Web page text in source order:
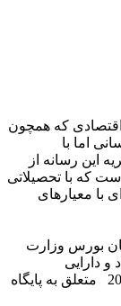
که همچون
اما با
این رسانه از
که با تحصیلاتی
با معیار‌های
بورس وزارت
دارایی
© تمامی حقوق مادی و معنوی سایت تا سال 2026 متعلق به پایگاه